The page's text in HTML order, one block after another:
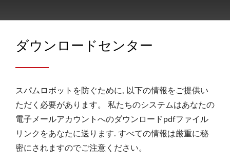
ダウンロードセンター
スパムロボットを防ぐために, 以下の情報をご提供い
ただく必要があります。 私たちのシステムはあなたの
電子メールアカウントへのダウンロードpdfファイル
リンクをあなたに送ります. すべての情報は厳重に秘
密にされますのでご注意ください。